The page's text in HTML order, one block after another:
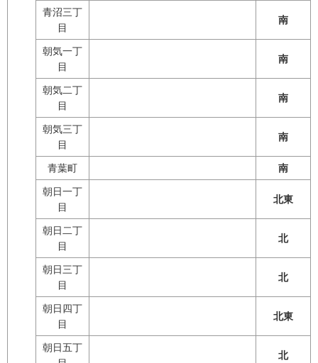
青沼三丁
目
南
朝気一丁
目
南
朝気二丁
目
南
朝気三丁
目
南
青葉町 南
朝日一丁
目
北東
朝日二丁
目
北
朝日三丁
目
北
朝日四丁
目
北東
朝日五丁
北